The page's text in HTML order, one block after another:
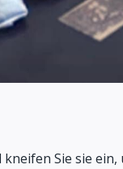
Sie sie